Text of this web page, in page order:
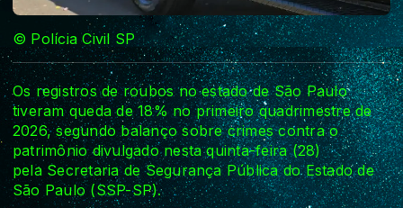
© Polícia Civil SP
Os registros de roubos no estado de São Paulo
tiveram queda de 18% no primeiro quadrimestre de
2026, segundo balanço sobre crimes contra o
patrimônio divulgado nesta quinta-feira (28)
pela Secretaria de Segurança Pública do Estado de
São Paulo (SSP-SP).